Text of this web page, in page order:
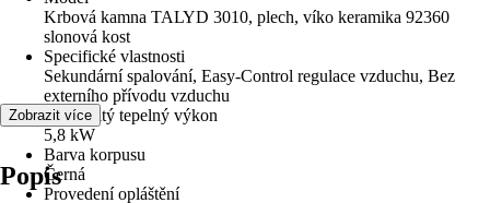
Krbová kamna TALYD 3010, plech, víko keramika 92360
slonová kost
Specifické vlastnosti
Sekundární spalování, Easy-Control regulace vzduchu, Bez
externího přívodu vzduchu
Jmenovitý tepelný výkon
5,8 kW
Barva korpusu
Černá
Provedení opláštění
Zobrazit více
Popis